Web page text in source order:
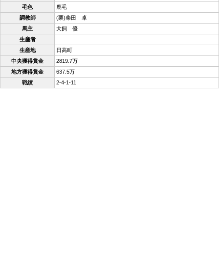
毛色
鹿毛
調教師
(栗)柴田 卓
馬主
犬飼 優
生産者
生産地
日高町
中央獲得賞金
2819.7万
地方獲得賞金
637.5万
戦績
2-4-1-11